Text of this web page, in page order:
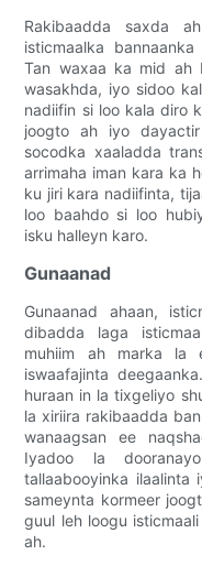
Rakibaadda saxda
isticmaalka
Tan waxaa ka mid ah
wasakhda, iyo sidoo
nadiifin si loo kala diro
joogto ah iyo
socodka xaaladda
arrimaha iman kara ka
ku jiri kara nadiifinta,
loo baahdo si loo
isku halleyn karo.
Gunaanad
Gunaanad ahaan,
dibadda laga
muhiim ah marka la
iswaafajinta
huraan in la tixgeliyo
la xiriira rakibaadda
wanaagsan ee
Iyadoo la
tallaabooyinka ilaalinta
sameynta kormeer
guul leh loogu
ah.